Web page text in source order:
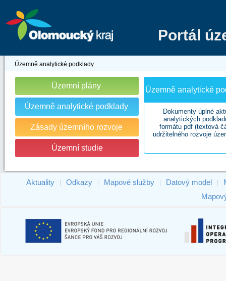
Portál
Územně analytické podklady
Územní plány
Územně analytické podklady
Zásady územního rozvoje
Územní studie
Územně analytické
Dokumenty úplné
analytických
formátu pdf (textová
udržitelného rozvoje
Aktuality Odkazy Mapové služby Datový model